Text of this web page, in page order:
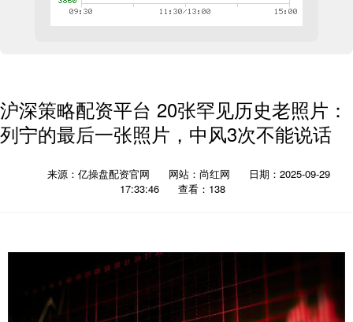
沪深策略配资平台 20张罕见历史老照片：
列宁的最后一张照片，中风3次不能说话
来源：亿操盘配资官网 网站：尚红网
日期：2025-09-29
17:33:46
查看：138